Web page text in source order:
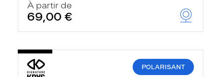
À partir de
69,00 €
POLARISANT